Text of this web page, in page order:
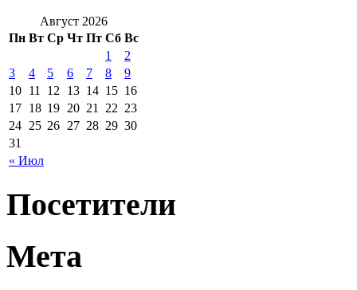
Август 2026
Пн Вт Ср Чт Пт Сб Вс
« Июл
1
2
3
4 5 6 7 8
9
10 11 12 13 14 15 16
17 18 19 20 21 22 23
24 25 26 27 28 29 30
31
Посетители
Мета